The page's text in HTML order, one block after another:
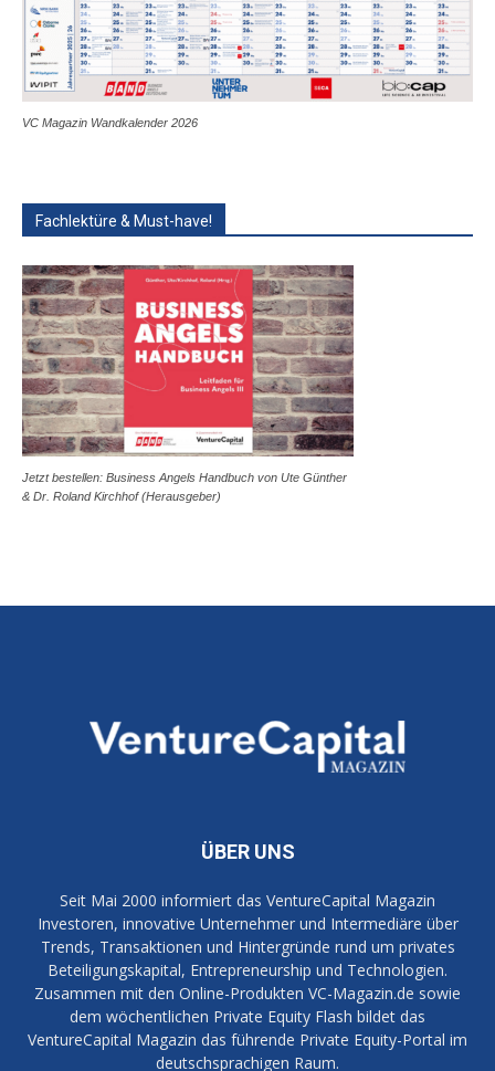
VC Magazin Wandkalender 2026
Fachlektüre & Must-have!
Jetzt bestellen: Business Angels Handbuch von Ute Günther
& Dr. Roland Kirchhof (Herausgeber)
ÜBER UNS
Seit Mai 2000 informiert das VentureCapital Magazin
Investoren, innovative Unternehmer und Intermediäre über
Trends, Transaktionen und Hintergründe rund um privates
Beteiligungskapital, Entrepreneurship und Technologien.
Zusammen mit den Online-Produkten VC-Magazin.de sowie
dem wöchentlichen Private Equity Flash bildet das
VentureCapital Magazin das führende Private Equity-Portal im
deutschsprachigen Raum.